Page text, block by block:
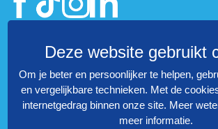
Den Dekker Project Management
Prinses Alexialaan 70
Deze website gebruikt
Om je beter en persoonlijker te helpen,
en vergelijkbare technieken. Met de
internetgedrag binnen onze site. Meer
meer informatie.